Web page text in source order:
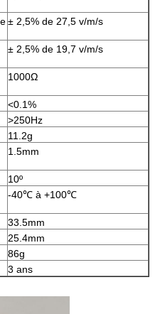
± 2,5% de 27,5 v/m/s
± 2,5% de 19,7 v/m/s
1000Ω
<0.1%
>250Hz
11.2g
1.5mm
10º
-40℃ à +100℃
33.5mm
25.4mm
86g
3 ans